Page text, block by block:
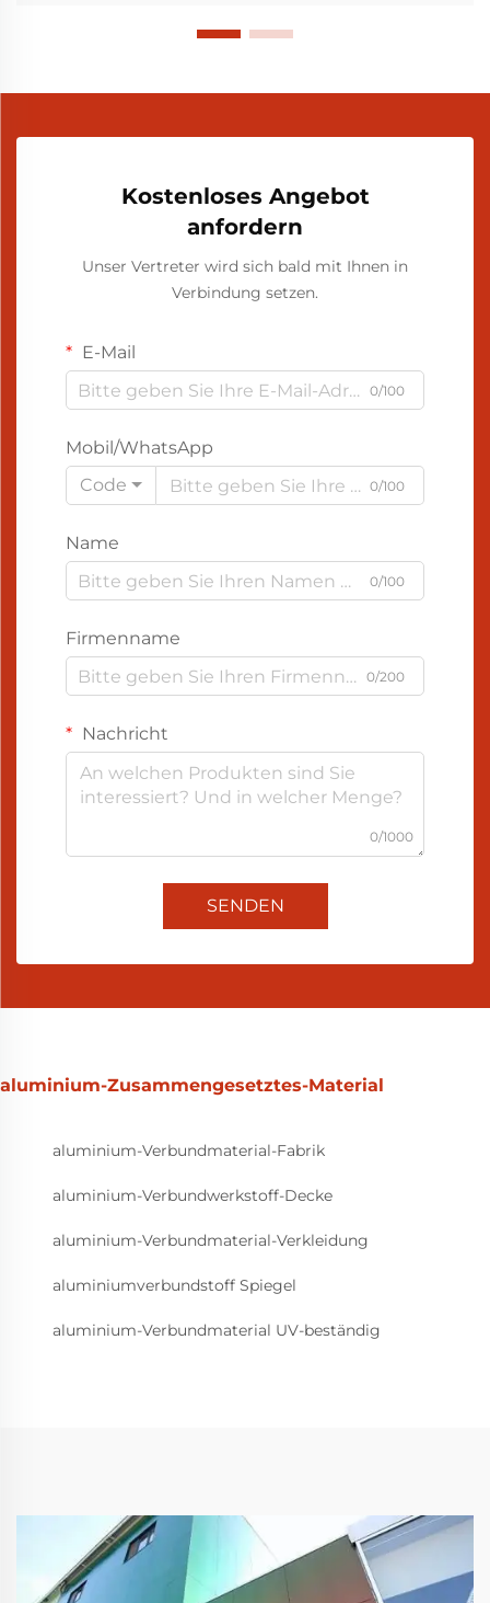
Kostenloses Angebot
anfordern
Unser Vertreter wird sich bald mit Ihnen in
Verbindung setzen.
E-Mail
0/100
Mobil/WhatsApp
Code
0/100
Name
0/100
Firmenname
0/200
Nachricht
0/1000
SENDEN
aluminium-Zusammengesetztes-Material
aluminium-Verbundmaterial-Fabrik
aluminium-Verbundwerkstoff-Decke
aluminium-Verbundmaterial-Verkleidung
aluminiumverbundstoff Spiegel
aluminium-Verbundmaterial UV-beständig